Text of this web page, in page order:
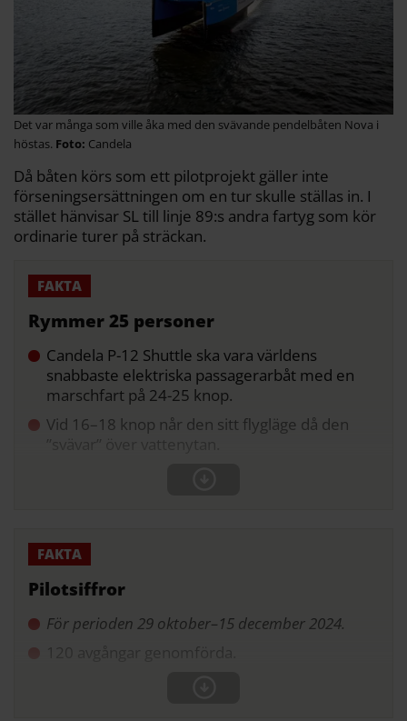
Det var många som ville åka med den svävande pendelbåten Nova i
höstas.
Candela
Då båten körs som ett pilotprojekt gäller inte
förseningsersättningen om en tur skulle ställas in. I
stället hänvisar SL till linje 89:s andra fartyg som kör
ordinarie turer på sträckan.
Rymmer 25 personer
Candela P-12 Shuttle ska vara världens
snabbaste elektriska passagerarbåt med en
marschfart på 24-25 knop.
Vid 16–18 knop når den sitt flygläge då den
”svävar” över vattenytan.
Pilotsiffror
För perioden 29 oktober–15 december 2024.
120 avgångar genomförda.